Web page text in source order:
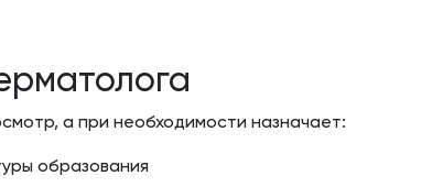
а при необходимости назначает:
образования